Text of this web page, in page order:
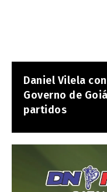
Daniel Vilela
Governo de
partidos